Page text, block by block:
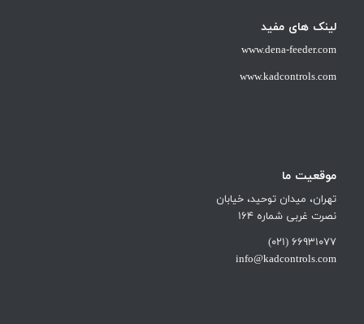
لینک های مفید
www.dena-feeder.com
www.kadcontrols.com
موقعیت ما
تهران، میدان توحید، خیابان
نصرت غربی شماره 164
66931077 (021)
info@kadcontrols.com